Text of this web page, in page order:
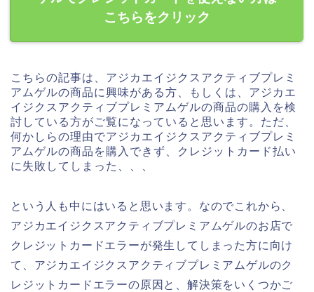
こちらをクリック
こちらの記事は、アジカエイジクスアクティブプレミ
アムゲルの商品に興味がある方、もしくは、アジカエ
イジクスアクティブプレミアムゲルの商品の購入を検
討している方がご覧になっていると思います。ただ、
何かしらの理由でアジカエイジクスアクティブプレミ
アムゲルの商品を購入できず、クレジットカード払い
に失敗してしまった、、、
という人も中にはいると思います。なのでこれから、
アジカエイジクスアクティブプレミアムゲルのお店で
クレジットカードエラーが発生してしまった方に向け
て、アジカエイジクスアクティブプレミアムゲルのク
レジットカードエラーの原因と、解決策をいくつかご